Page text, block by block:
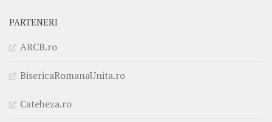
PARTENERI
ARCB.ro
BisericaRomanaUnita.ro
Cateheza.ro